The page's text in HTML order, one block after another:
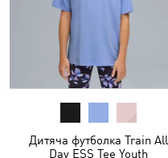
Дитяча футболка Train All
Day ESS Tee Youth